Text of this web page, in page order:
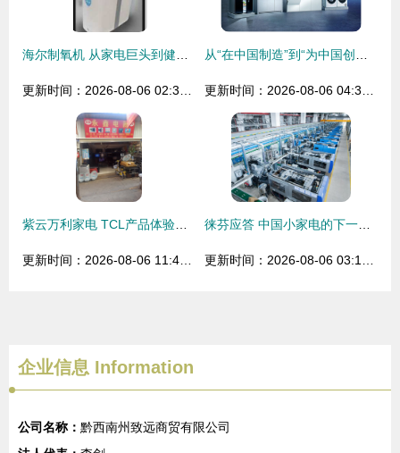
企业信息 Information
公司名称： 黔西南州致远商贸有限公司